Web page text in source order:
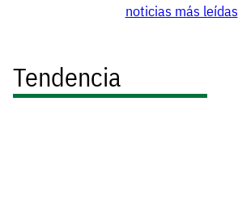
noticias más leídas
Tendencia